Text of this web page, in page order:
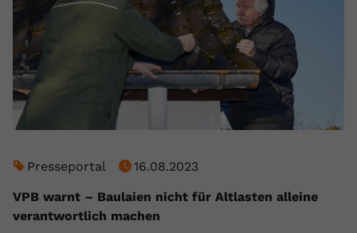
Presseportal
16.08.2023
VPB warnt – Baulaien nicht für Altlasten alleine
verantwortlich machen